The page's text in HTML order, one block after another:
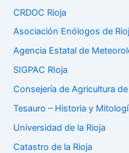
p
r
:
CRDOC Rioja
Asociación Enólogos de
Agencia Estatal de
SIGPAC RIoja
Consejería de Agricultura de
Tesauro – Historia y
Universidad de la Rioja
Catastro de la Rioja